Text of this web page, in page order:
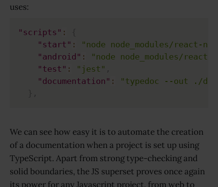
uses:
"scripts" :
{
"start" :
"node node_modules/
"android" :
"node node_modules/
"test" : "jest"
"documentation" :
"typedoc --out ./
}
We can see how easy it is to automate the creation
of a documentation when a project is set up using
TypeScript. Apart from strong type-checking and
solid boundaries, the JS superset proves once again
its power for any Javascript project, from web to